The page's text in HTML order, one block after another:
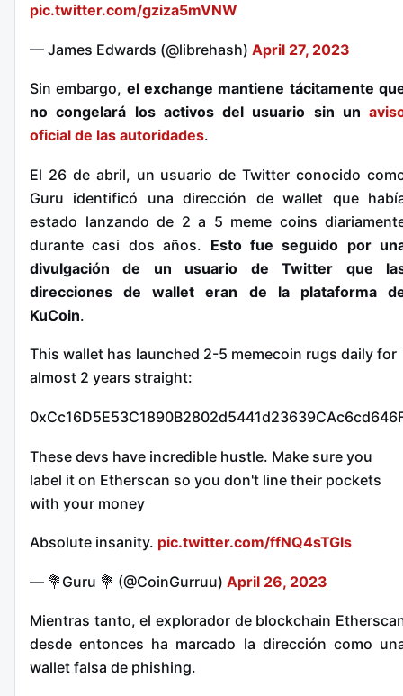
pic.twitter.com/gziza5mVNW
— James Edwards (@librehash) April 27, 2023
Sin embargo, el exchange mantiene tácitamente
no congelará los activos del usuario sin un
oficial de las autoridades.
El 26 de abril, un usuario de Twitter conocido
Guru identificó una dirección de wallet que
estado lanzando de 2 a 5 meme coins
durante casi dos años. Esto fue seguido por
divulgación de un usuario de Twitter que
direcciones de wallet eran de la plataforma
KuCoin.
This wallet has launched 2-5 memecoin rugs daily for
almost 2 years straight:
These devs have incredible hustle. Make sure you
label it on Etherscan so you don't line their pockets
with your money
Absolute insanity. pic.twitter.com/ffNQ4sTGls
— 💐Guru 💐 (@CoinGurruu) April 26, 2023
Mientras tanto, el explorador de blockchain
desde entonces ha marcado la dirección como
wallet falsa de phishing.